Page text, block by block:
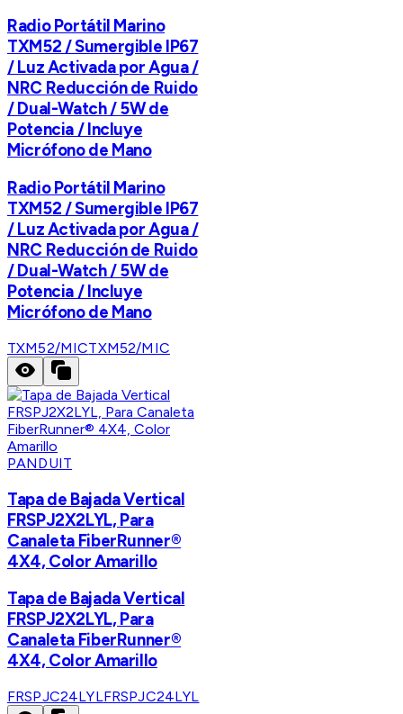
Radio Portátil Marino
TXM52 / Sumergible IP67
/ Luz Activada por Agua /
NRC Reducción de Ruido
/ Dual-Watch / 5W de
Potencia / Incluye
Micrófono de Mano
Radio Portátil Marino
TXM52 / Sumergible IP67
/ Luz Activada por Agua /
NRC Reducción de Ruido
/ Dual-Watch / 5W de
Potencia / Incluye
Micrófono de Mano
TXM52/MICTXM52/MIC
PANDUIT
Tapa de Bajada Vertical
FRSPJ2X2LYL, Para
Canaleta FiberRunner®
4X4, Color Amarillo
Tapa de Bajada Vertical
FRSPJ2X2LYL, Para
Canaleta FiberRunner®
4X4, Color Amarillo
FRSPJC24LYLFRSPJC24LYL